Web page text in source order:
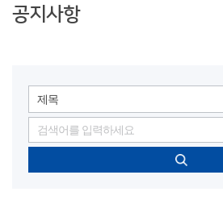
공지사항
제목